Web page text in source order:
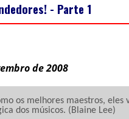
- Parte 1
de 2008
dos músicos. (Blaine Lee)